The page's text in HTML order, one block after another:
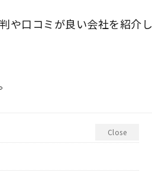
や口コミが良い会社を紹介し
Close